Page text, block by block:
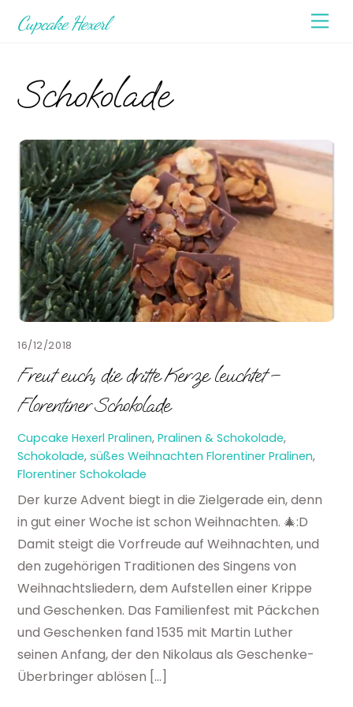
Cupcake Hexerl
Schokolade
16/12/2018
Freut euch, die dritte Kerze leuchtet –
Florentiner Schokolade
Cupcake Hexerl Pralinen,Pralinen & Schokolade,
Schokolade,süßes Weihnachten Florentiner Pralinen,
Florentiner Schokolade
Der kurze Advent biegt in die Zielgerade ein, denn
in gut einer Woche ist schon Weihnachten. 🎄:D
Damit steigt die Vorfreude auf Weihnachten, und
den zugehörigen Traditionen des Singens von
Weihnachtsliedern, dem Aufstellen einer Krippe
und Geschenken. Das Familienfest mit Päckchen
und Geschenken fand 1535 mit Martin Luther
seinen Anfang, der den Nikolaus als Geschenke-
Überbringer ablösen […]